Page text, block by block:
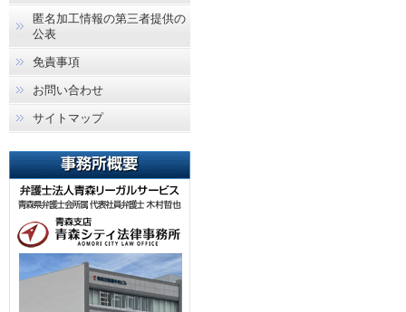
匿名加工情報の第三者提供の
公表
免責事項
お問い合わせ
サイトマップ